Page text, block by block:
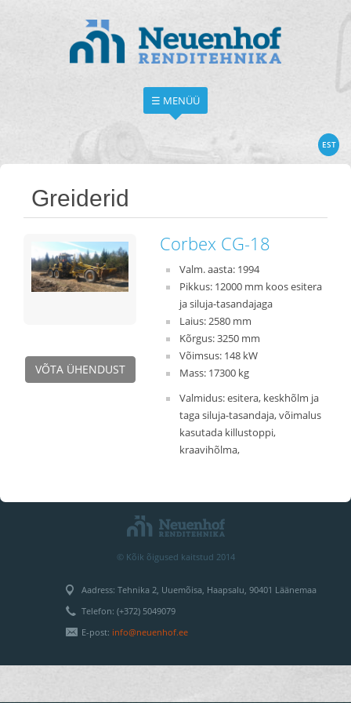
☰ MENÜÜ
EST
Greiderid
VÕTA ÜHENDUST
Corbex CG-18
Valm. aasta: 1994
Pikkus: 12000 mm koos esitera
ja siluja-tasandajaga
Laius: 2580 mm
Kõrgus: 3250 mm
Võimsus: 148 kW
Mass: 17300 kg
Valmidus: esitera, keskhõlm ja
taga siluja-tasandaja, võimalus
kasutada killustoppi,
kraavihõlma,
© Kõik õigused kaitstud 2014
Aadress: Tehnika 2, Uuemõisa, Haapsalu, 90401 Läänemaa
Telefon: (+372) 5049079
E-post: info@neuenhof.ee